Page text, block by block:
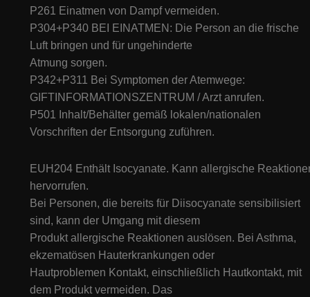
P261 Einatmen von Dampf vermeiden.
P304+P340 BEI EINATMEN: Die Person an die frische
Luft bringen und für ungehinderte
Atmung sorgen.
P342+P311 Bei Symptomen der Atemwege:
GIFTINFORMATIONSZENTRUM / Arzt anrufen.
P501 Inhalt/Behälter gemäß lokalen/nationalen
Vorschriften der Entsorgung zuführen.
EUH204 Enthält Isocyanate. Kann allergische
hervorrufen.
Bei Personen, die bereits für Diisocyanate sensibilisiert
sind, kann der Umgang mit diesem
Produkt allergische Reaktionen auslösen. Bei Asthma,
ekzematösen Hauterkrankungen oder
Hautproblemen Kontakt, einschließlich Hautkontakt, mit
dem Produkt vermeiden. Das